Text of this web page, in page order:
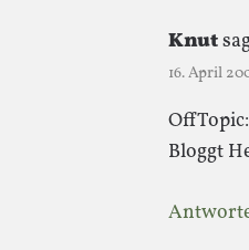
Knut
16. April
OffTopic:
Bloggt